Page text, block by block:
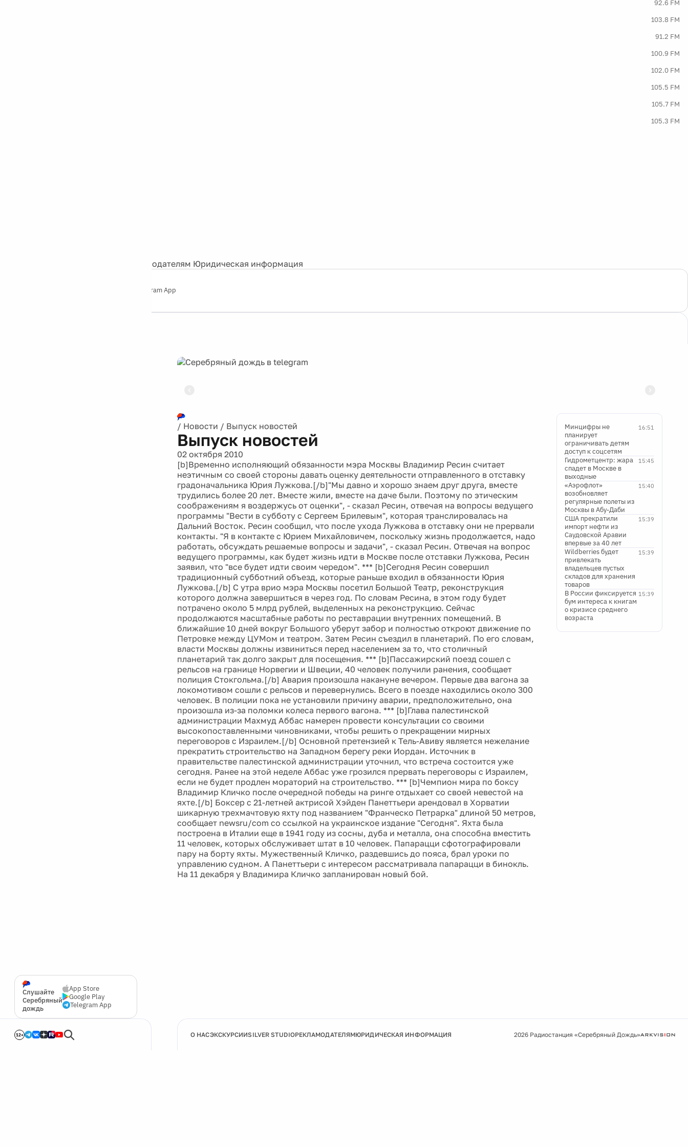
92.6 FM
103.8 FM
91.2 FM
100.9 FM
102.0 FM
105.5 FM
105.7 FM
105.3 FM
Рекламодателям Юридическая информация
Telegram App
Слушайте
Серебряный
дождь
App Store
Google Play
Telegram App
12+
/ Новости / Выпуск новостей
Выпуск новостей
02 октября 2010
[b]Временно исполняющий обязанности мэра Москвы Владимир Ресин считает
неэтичным со своей стороны давать оценку деятельности отправленного в отставку
градоначальника Юрия Лужкова.[/b]"Мы давно и хорошо знаем друг друга, вместе
трудились более 20 лет. Вместе жили, вместе на даче были. Поэтому по этическим
соображениям я воздержусь от оценки", - сказал Ресин, отвечая на вопросы ведущего
программы "Вести в субботу с Сергеем Брилевым", которая транслировалась на
Дальний Восток. Ресин сообщил, что после ухода Лужкова в отставку они не прервали
контакты. "Я в контакте с Юрием Михайловичем, поскольку жизнь продолжается, надо
работать, обсуждать решаемые вопросы и задачи", - сказал Ресин. Отвечая на вопрос
ведущего программы, как будет жизнь идти в Москве после отставки Лужкова, Ресин
заявил, что "все будет идти своим чередом". *** [b]Сегодня Ресин совершил
традиционный субботний объезд, которые раньше входил в обязанности Юрия
Лужкова.[/b] С утра врио мэра Москвы посетил Большой Театр, реконструкция
которого должна завершиться в через год. По словам Ресина, в этом году будет
потрачено около 5 млрд рублей, выделенных на реконструкцию. Сейчас
продолжаются масштабные работы по реставрации внутренних помещений. В
ближайшие 10 дней вокруг Большого уберут забор и полностью откроют движение по
Петровке между ЦУМом и театром. Затем Ресин съездил в планетарий. По его словам,
власти Москвы должны извиниться перед населением за то, что столичный
планетарий так долго закрыт для посещения. *** [b]Пассажирский поезд сошел с
рельсов на границе Норвегии и Швеции, 40 человек получили ранения, сообщает
полиция Стокгольма.[/b] Авария произошла накануне вечером. Первые два вагона за
локомотивом сошли с рельсов и перевернулись. Всего в поезде находились около 300
человек. В полиции пока не установили причину аварии, предположительно, она
произошла из-за поломки колеса первого вагона. *** [b]Глава палестинской
администрации Махмуд Аббас намерен провести консультации со своими
высокопоставленными чиновниками, чтобы решить о прекращении мирных
переговоров с Израилем.[/b] Основной претензией к Тель-Авиву является нежелание
прекратить строительство на Западном берегу реки Иордан. Источник в
правительстве палестинской администрации уточнил, что встреча состоится уже
сегодня. Ранее на этой неделе Аббас уже грозился прервать переговоры с Израилем,
если не будет продлен мораторий на строительство. *** [b]Чемпион мира по боксу
Владимир Кличко после очередной победы на ринге отдыхает со своей невестой на
яхте.[/b] Боксер с 21-летней актрисой Хэйден Панеттьери арендовал в Хорватии
шикарную трехмачтовую яхту под названием "Франческо Петрарка" длиной 50 метров,
сообщает newsru/com со ссылкой на украинское издание "Сегодня". Яхта была
построена в Италии еще в 1941 году из сосны, дуба и металла, она способна вместить
11 человек, которых обслуживает штат в 10 человек. Папарацци сфотографировали
пару на борту яхты. Мужественный Кличко, раздевшись до пояса, брал уроки по
управлению судном. А Панеттьери с интересом рассматривала папарацци в бинокль.
На 11 декабря у Владимира Кличко запланирован новый бой.
16:51
Минцифры не
планирует
ограничивать детям
доступ к соцсетям
15:45
Гидрометцентр: жара
спадет в Москве в
выходные
15:40
«Аэрофлот»
возобновляет
регулярные полеты из
Москвы в Абу-Даби
15:39
США прекратили
импорт нефти из
Саудовской Аравии
впервые за 40 лет
15:39
Wildberries будет
привлекать
владельцев пустых
складов для хранения
товаров
15:39
В России фиксируется
бум интереса к книгам
о кризисе среднего
возраста
О НАСЭКСКУРСИИSILVER STUDIOРЕКЛАМОДАТЕЛЯМЮРИДИЧЕСКАЯ ИНФОРМАЦИЯ 2026 Радиостанция «Серебряный Дождь»